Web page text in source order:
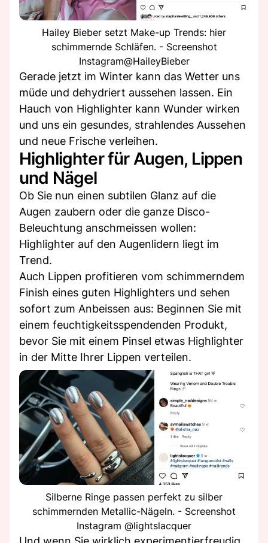
Hailey Bieber setzt Make-up Trends: hier
schimmernde Schläfen. - Screenshot
Instagram@HaileyBieber
Gerade jetzt im Winter kann das Wetter uns
müde und dehydriert aussehen lassen. Ein
Hauch von Highlighter kann Wunder wirken
und uns ein gesundes, strahlendes Aussehen
und neue Frische verleihen.
Highlighter für Augen, Lippen
und Nägel
Ob Sie nun einen subtilen Glanz auf die
Augen zaubern oder die ganze Disco-
Beleuchtung anschmeissen wollen:
Highlighter auf den Augenlidern liegt im
Trend.
Auch Lippen profitieren vom schimmerndem
Finish eines guten Highlighters und sehen
sofort zum Anbeissen aus: Beginnen Sie mit
einem feuchtigkeitsspendenden Produkt,
bevor Sie mit einem Pinsel etwas Highlighter
in der Mitte Ihrer Lippen verteilen.
Silberne Ringe passen perfekt zu silber
schimmernden Metallic-Nägeln. - Screenshot
Instagram @lightslacquer